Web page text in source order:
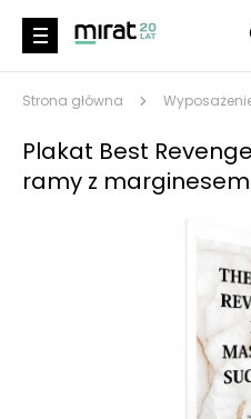
Strona główna
Plakat Best
ramy z marginesem